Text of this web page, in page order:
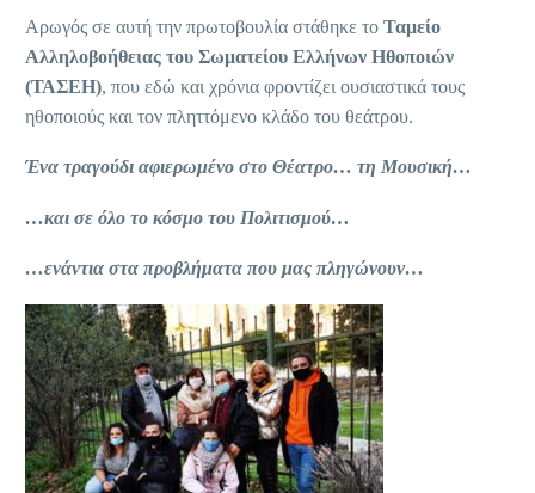
Αρωγός σε αυτή την πρωτοβουλία στάθηκε το Ταμείο
Αλληλοβοήθειας του Σωματείου Ελλήνων Ηθοποιών
(ΤΑΣΕΗ), που εδώ και χρόνια φροντίζει ουσιαστικά τους
ηθοποιούς και τον πληττόμενο κλάδο του θεάτρου.
Ένα τραγούδι αφιερωμένο στο Θέατρο… τη Μουσική…
…και σε όλο το κόσμο του Πολιτισμού…
…ενάντια στα προβλήματα που μας πληγώνουν…